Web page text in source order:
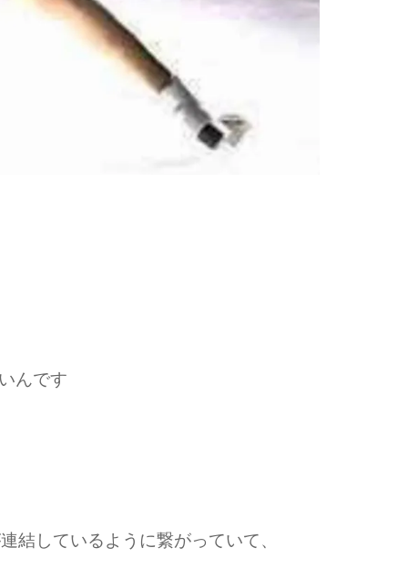
んです
結しているように繋がっていて、